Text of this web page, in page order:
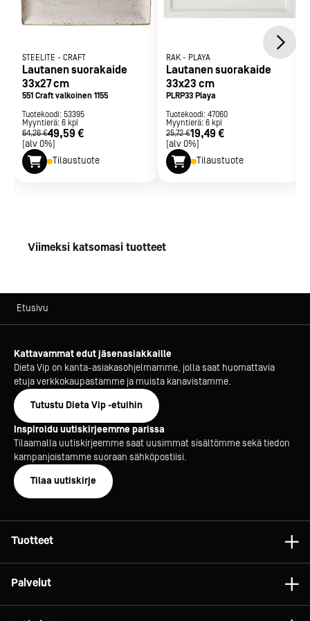
STEELITE - CRAFT
Lautanen suorakaide
33x27 cm
551 Craft valkoinen 1155
Tuotekoodi: 53395
Myyntierä: 6 kpl
64,26 €49,59 €
[alv 0%]
Tilaustuote
RAK - PLAYA
Lautanen suorakaide
33x23 cm
PLRP33 Playa
Tuotekoodi: 47060
Myyntierä: 6 kpl
25,72 €19,49 €
[alv 0%]
Tilaustuote
Viimeksi katsomasi tuotteet
Etusivu
Kattavammat edut jäsenasiakkaille
Dieta Vip on kanta-asiakasohjelmamme, jolla saat huomattavia
etuja verkkokaupastamme ja muista kanavistamme.
Tutustu Dieta Vip -etuihin
Inspiroidu uutiskirjeemme parissa
Tilaamalla uutiskirjeemme saat uusimmat sisältömme sekä tiedon
kampanjoistamme suoraan sähköpostiisi.
Tilaa uutiskirje
Tuotteet
Palvelut
Konsultointi